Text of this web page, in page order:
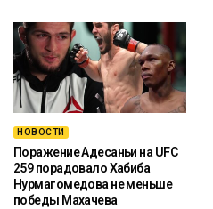
НОВОСТИ
Поражение Адесаньи на UFC
259 порадовало Хабиба
Нурмагомедова не меньше
победы Махачева